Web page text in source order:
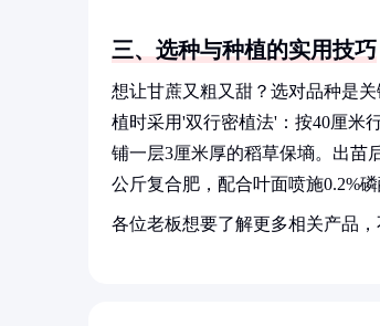
三、选种与种植的实用技巧
想让甘蔗又粗又甜？选对品种是
植时采用'双行密植法'：按40厘米
铺一层3厘米厚的稻草保墒。出苗
公斤复合肥，配合叶面喷施0.2%
各位老板想要了解更多相关产品